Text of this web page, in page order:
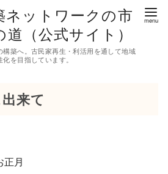
ネットワークの市
（公式サイト）
構築へ。古民家再生・利活用を通して地域
化を目指しています。
来て
月